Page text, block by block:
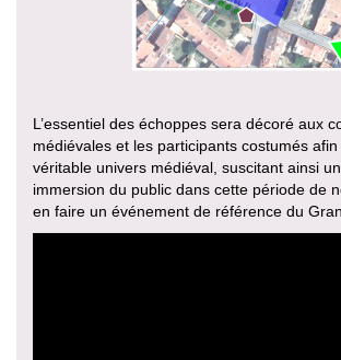
L’essentiel des échoppes sera décoré aux
médiévales et les participants costumés
véritable univers médiéval, suscitant ainsi
immersion du public dans cette période de
en faire un événement de référence du